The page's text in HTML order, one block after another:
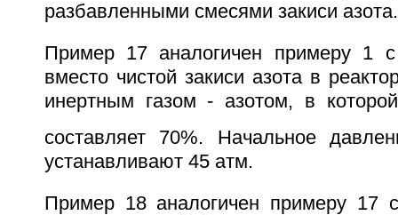
разбавленными смесями закиси азота.
Пример 17 аналогичен примеру 1
вместо чистой закиси азота в
инертным газом - азотом, в
составляет 70%. Начальное
устанавливают 45 атм.
Пример 18 аналогичен примеру 17